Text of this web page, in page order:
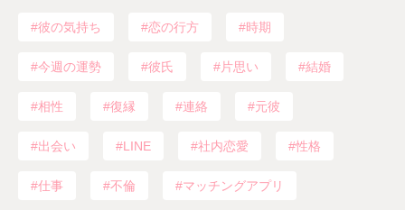
彼の気持ち 恋の行方 時期
今週の運勢 彼氏 片思い 結婚
相性 復縁 連絡 元彼
出会い LINE 社内恋愛 性格
仕事 不倫 マッチングアプリ